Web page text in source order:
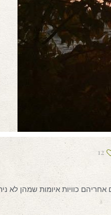
12
כוויות איומות שמהן לא